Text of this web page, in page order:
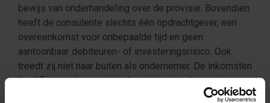
bewijs van onderhandeling over de provisie. Bovendien
heeft de consulente slechts één opdrachtgever, een
overeenkomst voor onbepaalde tijd en geen
aantoonbaar debiteuren- of investeringsrisico. Ook
treedt zij niet naar buiten als ondernemer. De inkomsten
kwalificeren daarom niet als winst uit onderneming.